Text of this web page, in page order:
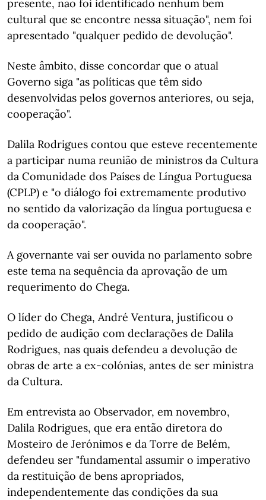
presente, não foi identificado nenhum bem
cultural que se encontre nessa situação", nem foi
apresentado "qualquer pedido de devolução".
Neste âmbito, disse concordar que o atual
Governo siga "as políticas que têm sido
desenvolvidas pelos governos anteriores, ou seja,
cooperação".
Dalila Rodrigues contou que esteve recentemente
a participar numa reunião de ministros da Cultura
da Comunidade dos Países de Língua Portuguesa
(CPLP) e "o diálogo foi extremamente produtivo
no sentido da valorização da língua portuguesa e
da cooperação".
A governante vai ser ouvida no parlamento sobre
este tema na sequência da aprovação de um
requerimento do Chega.
O líder do Chega, André Ventura, justificou o
pedido de audição com declarações de Dalila
Rodrigues, nas quais defendeu a devolução de
obras de arte a ex-colónias, antes de ser ministra
da Cultura.
Em entrevista ao Observador, em novembro,
Dalila Rodrigues, que era então diretora do
Mosteiro de Jerónimos e da Torre de Belém,
defendeu ser "fundamental assumir o imperativo
da restituição de bens apropriados,
independentemente das condições da sua